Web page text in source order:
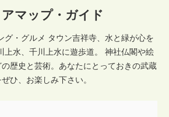
マップ・ガイド
グ・グルメ タウン吉祥寺、水と緑が心を
上水、千川上水に遊歩道。 神社仏閣や絵
歴史と芸術。あなたにとっておきの武蔵
ひ、お楽しみ下さい。